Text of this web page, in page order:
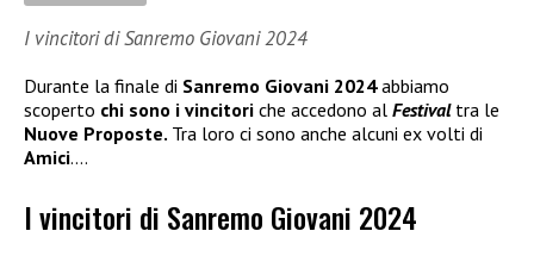
I vincitori di Sanremo Giovani 2024
Durante la finale di Sanremo Giovani 2024abbiamo
scoperto chi sono i vincitori che accedono al Festival tra le
Nuove Proposte. Tra loro ci sono anche alcuni ex volti di
Amici….
I vincitori di Sanremo Giovani 2024